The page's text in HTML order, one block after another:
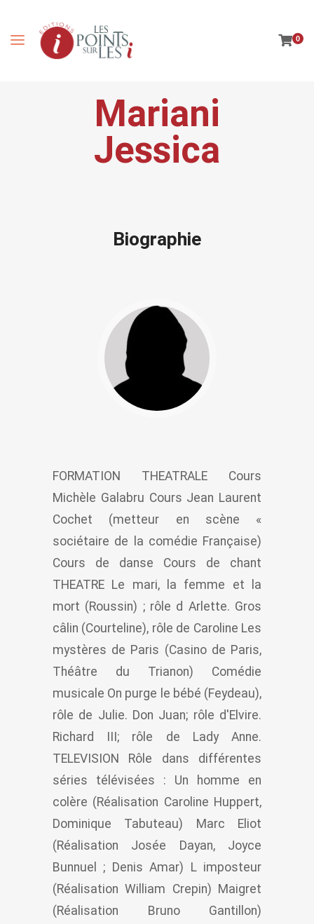
0
Mariani
Jessica
Biographie
FORMATION THEATRALE Cours
Michèle Galabru Cours Jean Laurent
Cochet (metteur en scène «
sociétaire de la comédie Française)
Cours de danse Cours de chant
THEATRE Le mari, la femme et la
mort (Roussin) ; rôle d Arlette. Gros
câlin (Courteline), rôle de Caroline Les
mystères de Paris (Casino de Paris,
Théâtre du Trianon) Comédie
musicale On purge le bébé (Feydeau),
rôle de Julie. Don Juan; rôle d'Elvire.
Richard III; rôle de Lady Anne.
TELEVISION Rôle dans différentes
séries télévisées : Un homme en
colère (Réalisation Caroline Huppert,
Dominique Tabuteau) Marc Eliot
(Réalisation Josée Dayan, Joyce
Bunnuel ; Denis Amar) L imposteur
(Réalisation William Crepin) Maigret
(Réalisation Bruno Gantillon)